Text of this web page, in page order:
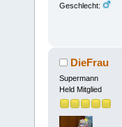
Geschlecht:
DieFrau
Supermann
Held Mitglied